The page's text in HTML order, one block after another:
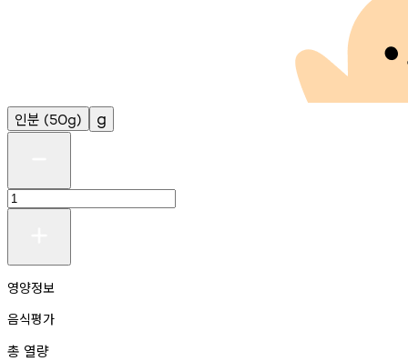
인분 (50g) g
영양정보
음식평가
총 열량